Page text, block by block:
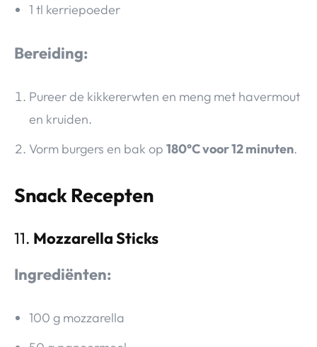
1 tl kerriepoeder
Bereiding:
Pureer de kikkererwten en meng met havermout
en kruiden.
Vorm burgers en bak op 180°C voor 12 minuten.
Snack Recepten
11. Mozzarella Sticks
Ingrediënten:
100 g mozzarella